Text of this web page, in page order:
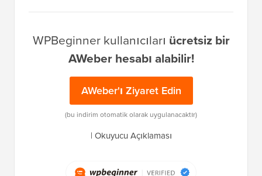
WPBeginner kullanıcıları ücretsiz bir
AWeber hesabı alabilir!
AWeber'ı Ziyaret Edin
(bu indirim otomatik olarak uygulanacaktır)
| Okuyucu Açıklaması